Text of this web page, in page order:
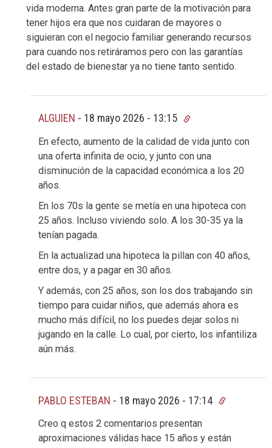
vida moderna. Antes gran parte de la motivación para
tener hijos era que nos cuidaran de mayores o
siguieran con el negocio familiar generando recursos
para cuando nos retiráramos pero con las garantías
del estado de bienestar ya no tiene tanto sentido.
ALGUIEN - 18 mayo 2026 - 13:15
En efecto, aumento de la calidad de vida junto con
una oferta infinita de ocio, y junto con una
disminución de la capacidad económica a los 20
años.
En los 70s la gente se metía en una hipoteca con
25 años. Incluso viviendo solo. A los 30-35 ya la
tenían pagada.
En la actualizad una hipoteca la pillan con 40 años,
entre dos, y a pagar en 30 años.
Y además, con 25 años, son los dos trabajando sin
tiempo para cuidar niños, que además ahora es
mucho más difícil, no los puedes dejar solos ni
jugando en la calle. Lo cual, por cierto, los infantiliza
aún más.
PABLO ESTEBAN - 18 mayo 2026 - 17:14
Creo q estos 2 comentarios presentan
aproximaciones válidas hace 15 años y están